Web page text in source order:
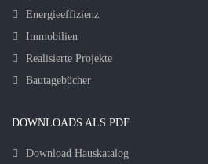
Energieeffizienz
Immobilien
Realisierte Projekte
Bautagebücher
DOWNLOADS ALS PDF
Download Hauskatalog